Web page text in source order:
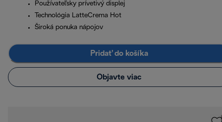
Používateľsky prívetivý displej
Technológia LatteCrema Hot
Široká ponuka nápojov
Pridať do košíka
Objavte viac